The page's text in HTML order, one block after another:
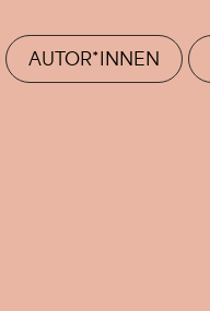
AUTOR*INNEN